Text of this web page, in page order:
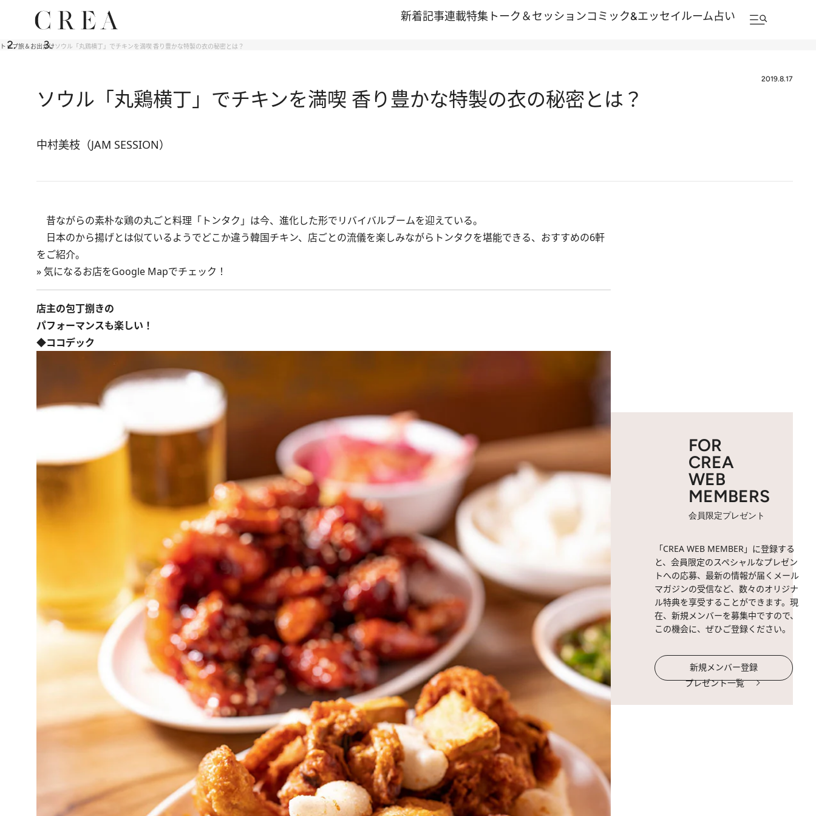
新着記事連載特集 トーク＆セッションコミック&エッセイルーム占い
トップ旅＆お出かけソウル「丸鶏横丁」でチキンを満喫 香り豊かな特製の衣の秘密とは？
2019.8.17
ソウル「丸鶏横丁」でチキンを満喫 香り豊かな特製の衣の秘密とは？
中村美枝（JAM SESSION）
昔ながらの素朴な鶏の丸ごと料理「トンタク」は今、進化した形でリバイバルブームを迎えている。
日本のから揚げとは似ているようでどこか違う韓国チキン、店ごとの流儀を楽しみながらトンタクを堪能できる、おすすめの6軒
をご紹介。
»気になるお店をGoogle Mapでチェック！
店主の包丁捌きの
パフォーマンスも楽しい！
◆ココデック
FOR
CREA
WEB
MEMBERS
会員限定プレゼント
「CREA WEB MEMBER」に登録する
と、会員限定のスペシャルなプレゼン
トへの応募、最新の情報が届くメール
マガジンの受信など、数々のオリジナ
ル特典を享受することができます。現
在、新規メンバーを募集中ですので、
この機会に、ぜひご登録ください。
新規メンバー登録
プレゼント一覧